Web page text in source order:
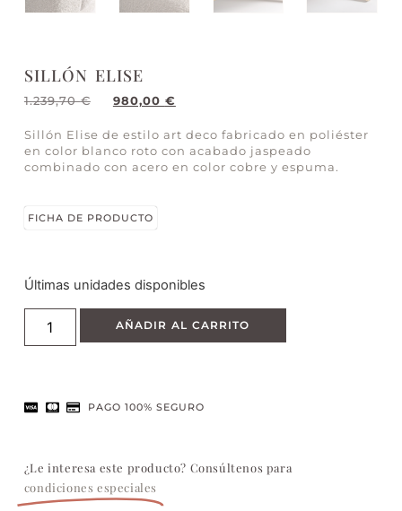
SILLÓN ELISE
1.239,70€ 980,00 €
Sillón Elise de estilo art deco fabricado en poliéster
en color blanco roto con acabado jaspeado
combinado con acero en color cobre y espuma.
FICHA DE PRODUCTO
Últimas unidades disponibles
AÑADIR AL CARRITO
PAGO 100% SEGURO
¿Le interesa este producto? Consúltenos para
condiciones especiales